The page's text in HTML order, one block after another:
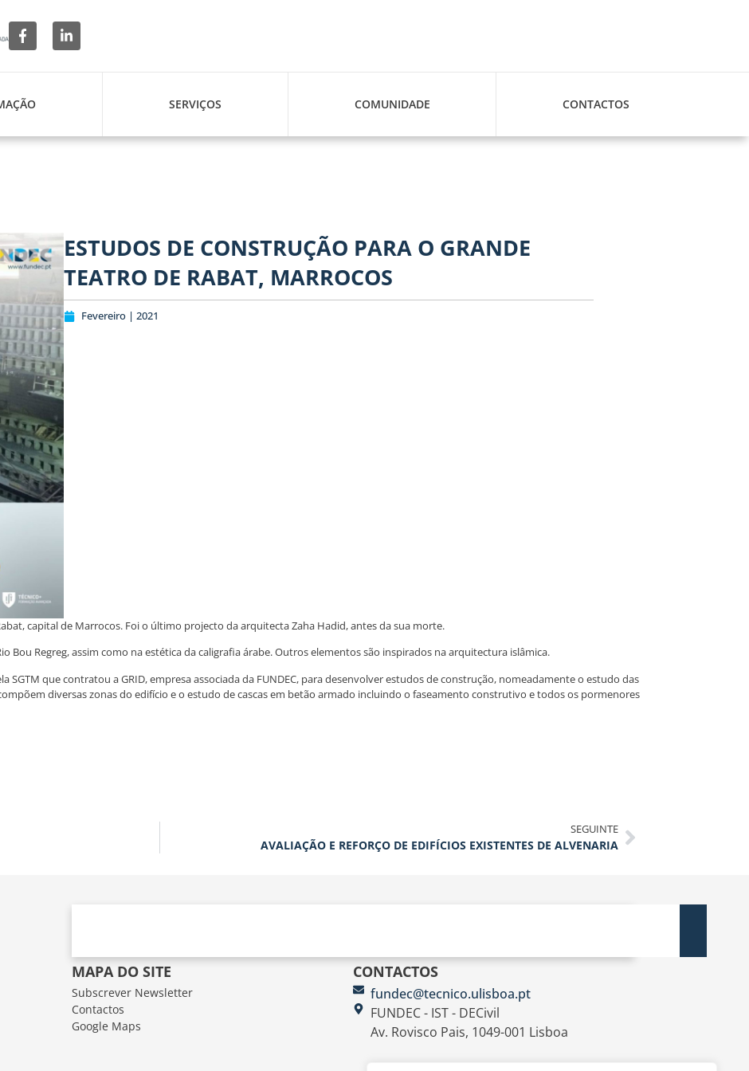
SERVIÇOS COMUNIDADE CONTACTOS
ESTUDOS DE CONSTRUÇÃO PARA O GRANDE
TEATRO DE RABAT, MARROCOS
Fevereiro | 2021
capital de Marrocos. Foi o último projecto da arquitecta Zaha Hadid, antes da sua morte.
Regreg, assim como na estética da caligrafia árabe. Outros elementos são inspirados na arquitectura islâmica.
que contratou a GRID, empresa associada da FUNDEC, para desenvolver estudos de construção, nomeadamente o estudo das
diversas zonas do edifício e o estudo de cascas em betão armado incluindo o faseamento construtivo e todos os pormenores
SEGUINTE
AVALIAÇÃO E REFORÇO DE EDIFÍCIOS EXISTENTES DE ALVENARIA
MAPA DO SITE
Subscrever Newsletter
Contactos
Google Maps
CONTACTOS
fundec@tecnico.ulisboa.pt
FUNDEC - IST - DECivil
Av. Rovisco Pais, 1049-001 Lisboa